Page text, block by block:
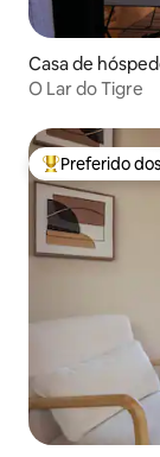
Casa de
O Lar do Tigre
Entre os
Preferido